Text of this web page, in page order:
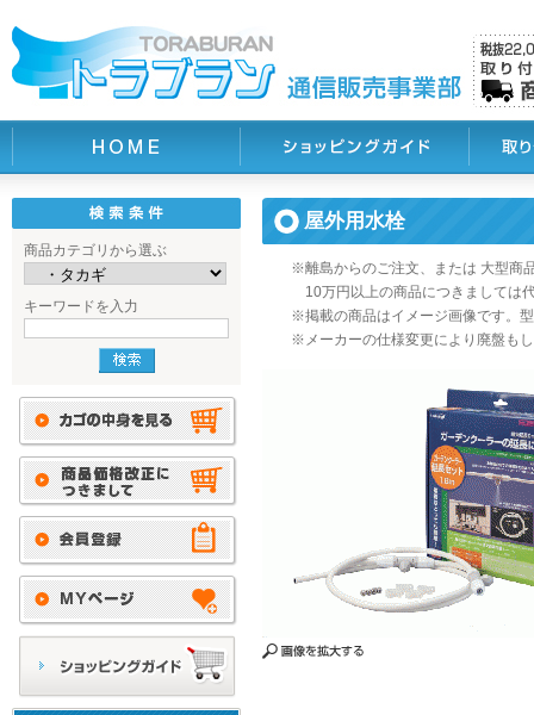
商品カテゴリから選ぶ
キーワードを入力
屋外用水栓
※離島からのご注文、または 大型商
10万円以上の商品につきましては
※掲載の商品はイメージ画像です。
※メーカーの仕様変更により廃盤も